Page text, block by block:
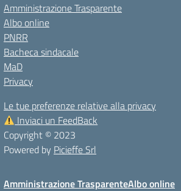
Amministrazione Trasparente
Albo online
PNRR
Bacheca sindacale
MaD
Privacy
Le tue preferenze relative alla privacy
Inviaci un FeedBack
Copyright © 2023
Powered by Picieffe Srl
Amministrazione TrasparenteAlbo online